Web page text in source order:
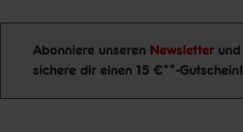
Newsletter Anmeldung
Abonniere unseren Newsletter und
sichere dir einen 15 €**-Gutschein!